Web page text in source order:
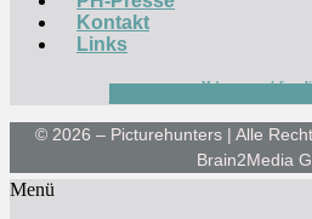
Kontakt
Links
Mehr von uns auf diesen
© 2026 – Picturehunters | Alle
Brain2Media
Menü